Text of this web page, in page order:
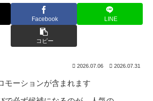
Facebook LINE
コピー
2026.07.06 2026.07.31
モーションが含まれます